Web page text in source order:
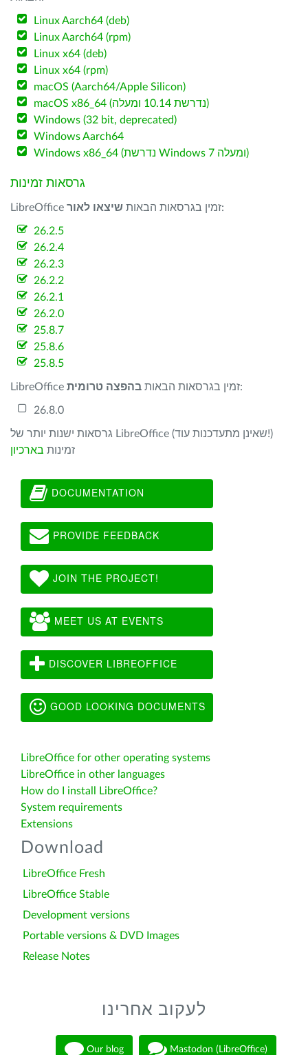
Linux Aarch64 (deb)
Linux Aarch64 (rpm)
Linux x64 (deb)
Linux x64 (rpm)
macOS (Aarch64/Apple Silicon)
macOS x86_64 (נדרשת 10.14 ומעלה)
Windows (32 bit, deprecated)
Windows Aarch64
Windows x86_64 (נדרשת Windows 7 ומעלה)
גרסאות זמינות
LibreOffice זמין בגרסאות הבאות שיצאו לאור :
26.2.5
26.2.4
26.2.3
26.2.2
26.2.1
26.2.0
25.8.7
25.8.6
25.8.5
LibreOffice זמין בגרסאות הבאות בהפצה טרומית :
26.8.0
גרסאות ישנות יותר של LibreOffice (שאינן מתעדכנות עוד!)
זמינות בארכיון
DOCUMENTATION
PROVIDE FEEDBACK
JOIN THE PROJECT!
MEET US AT EVENTS
DISCOVER LIBREOFFICE
GOOD LOOKING DOCUMENTS
LibreOffice for other operating systems
LibreOffice in other languages
How do I install LibreOffice?
System requirements
Extensions
Download
LibreOffice Fresh
LibreOffice Stable
Development versions
Portable versions & DVD Images
Release Notes
לעקוב אחרינו
Our blog Mastodon (LibreOffice)